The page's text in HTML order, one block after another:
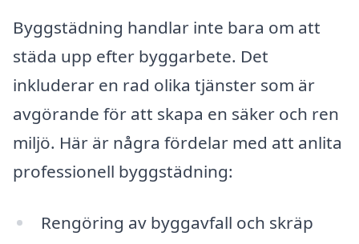
Byggstädning handlar inte bara om att
städa upp efter byggarbete. Det
inkluderar en rad olika tjänster som är
avgörande för att skapa en säker och ren
miljö. Här är några fördelar med att anlita
professionell byggstädning:
Rengöring av byggavfall och skräp